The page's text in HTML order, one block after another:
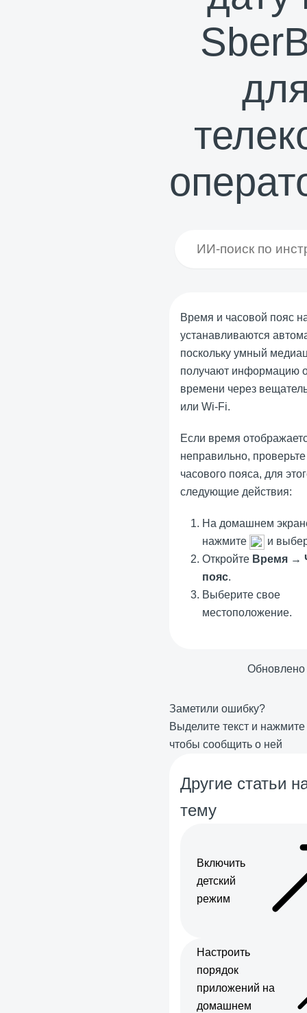
Время и часовой пояс
устанавливаются
поскольку умный
получают информацию
времени через
или Wi-Fi.
Если время
неправильно,
часового пояса, для
следующие действия:
На домашнем
нажмите
и
Откройте Время →
пояс.
Выберите свое
местоположение.
Обновлено
Заметили ошибку?
Выделите текст и нажмите
чтобы сообщить о ней
Другие статьи
тему
Включить
детский
режим
Настроить
порядок
приложений на
домашнем